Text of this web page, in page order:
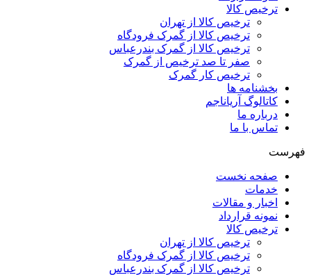
ترخیص کالا
ترخیص کالا از تهران
ترخیص کالا از گمرک فرودگاه
ترخیص کالا از گمرک بندرعباس
صفر تا صد ترخیص از گمرک
ترخیص کار گمرک
بخشنامه ها
کاتالوگ آریاناجم
درباره ما
تماس با ما
فهرست
صفحه نخست
خدمات
اخبار و مقالات
نمونه قرارداد
ترخیص کالا
ترخیص کالا از تهران
ترخیص کالا از گمرک فرودگاه
ترخیص کالا از گمرک بندرعباس